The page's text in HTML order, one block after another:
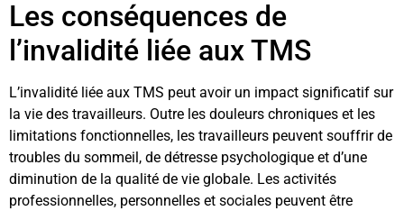
Les conséquences de
l’invalidité liée aux TMS
L’invalidité liée aux TMS peut avoir un impact significatif sur
la vie des travailleurs. Outre les douleurs chroniques et les
limitations fonctionnelles, les travailleurs peuvent souffrir de
troubles du sommeil, de détresse psychologique et d’une
diminution de la qualité de vie globale. Les activités
professionnelles, personnelles et sociales peuvent être